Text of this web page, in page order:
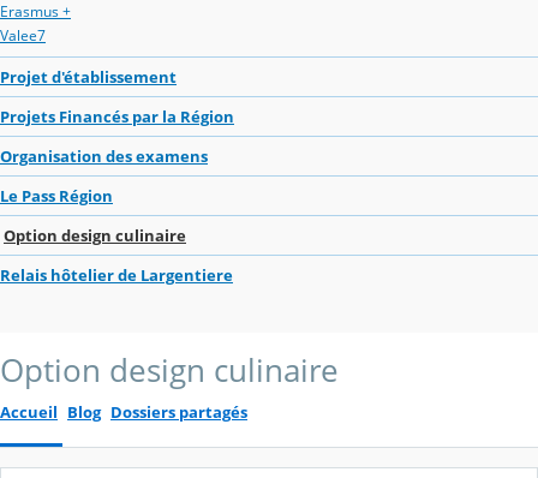
Erasmus +
Valee7
Projet d'établissement
Projets Financés par la Région
Organisation des examens
Le Pass Région
Option design culinaire
Relais hôtelier de Largentiere
Option design culinaire
Accueil Blog Dossiers partagés